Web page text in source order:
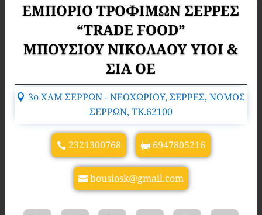
ΕΜΠΟΡΙΟ ΤΡΟΦΙΜΩΝ ΣΕΡΡΕΣ
“TRADE FOOD”
ΜΠΟΥΣΙΟΥ ΝΙΚΟΛΑΟΥ ΥΙΟΙ &
ΣΙΑ ΟΕ
3ο ΧΛΜ ΣΕΡΡΩΝ - ΝΕΟΧΩΡΙΟΥ, ΣΕΡΡΕΣ, ΝΟΜΟΣ
ΣΕΡΡΩΝ, TK.62100
2321300768 6947805216
bousiosk@gmail.com